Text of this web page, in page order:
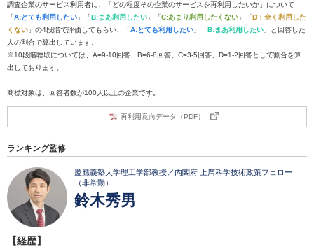
調査企業のサービス利用者に、「どの程度その企業のサービスを再利用したいか」について
「A:とても利用したい 」「B:まあ利用したい 」「C:あまり利用したくない 」「D：全く利用した
くない 」の4段階で評価してもらい、「A:とても利用したい 」「B:まあ利用したい 」と回答した
人の割合で算出しています。
※10段階聴取については、A=9-10回答、B=6-8回答、C=3-5回答、D=1-2回答として割合を算
出しております。
商標対象は、回答者数が100人以上の企業です。
再利用意向データ（PDF）
ランキング監修
慶應義塾大学理工学部教授／内閣府 上席科学技術政策フェロー
（非常勤）
鈴木秀男
【経歴】